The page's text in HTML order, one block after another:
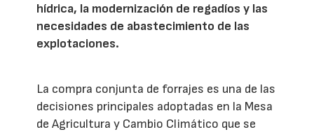
hídrica, la modernización de regadíos y las
necesidades de abastecimiento de las
explotaciones.
La compra conjunta de forrajes es una de las
decisiones principales adoptadas en la Mesa
de Agricultura y Cambio Climático que se